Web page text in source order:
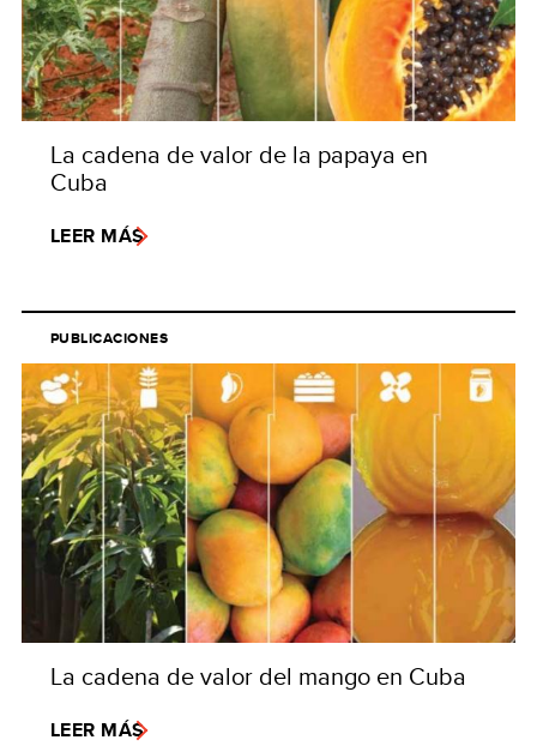
La cadena de valor de la papaya en
Cuba
LEER MÁS
PUBLICACIONES
La cadena de valor del mango en Cuba
LEER MÁS